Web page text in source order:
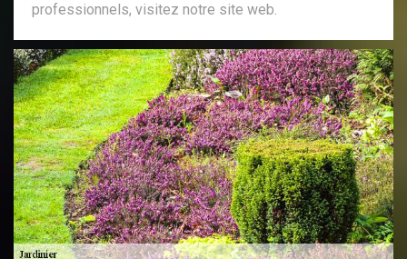
professionnels, visitez notre site web.